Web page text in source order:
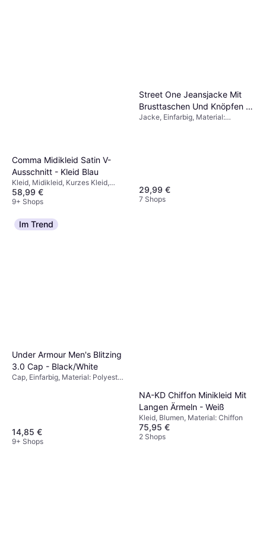
Comma Midikleid Satin V-
Ausschnitt - Kleid Blau
Kleid, Midikleid, Kurzes Kleid,
Langes Kleid, Einfarbig, Material:
Satin, Polyester
58,99 €
9+ Shops
Street One Jeansjacke Mit
Brusttaschen Und Knöpfen -
Blau
Jacke, Einfarbig, Material:
29,99 €
7 Shops
Im Trend
Under Armour Men's Blitzing
3.0 Cap - Black/White
Cap, Einfarbig, Material: Polyester,
14,85 €
9+ Shops
NA-KD Chiffon Minikleid Mit
Langen Ärmeln - Weiß
Kleid, Blumen, Material: Chiffon
75,95 €
2 Shops